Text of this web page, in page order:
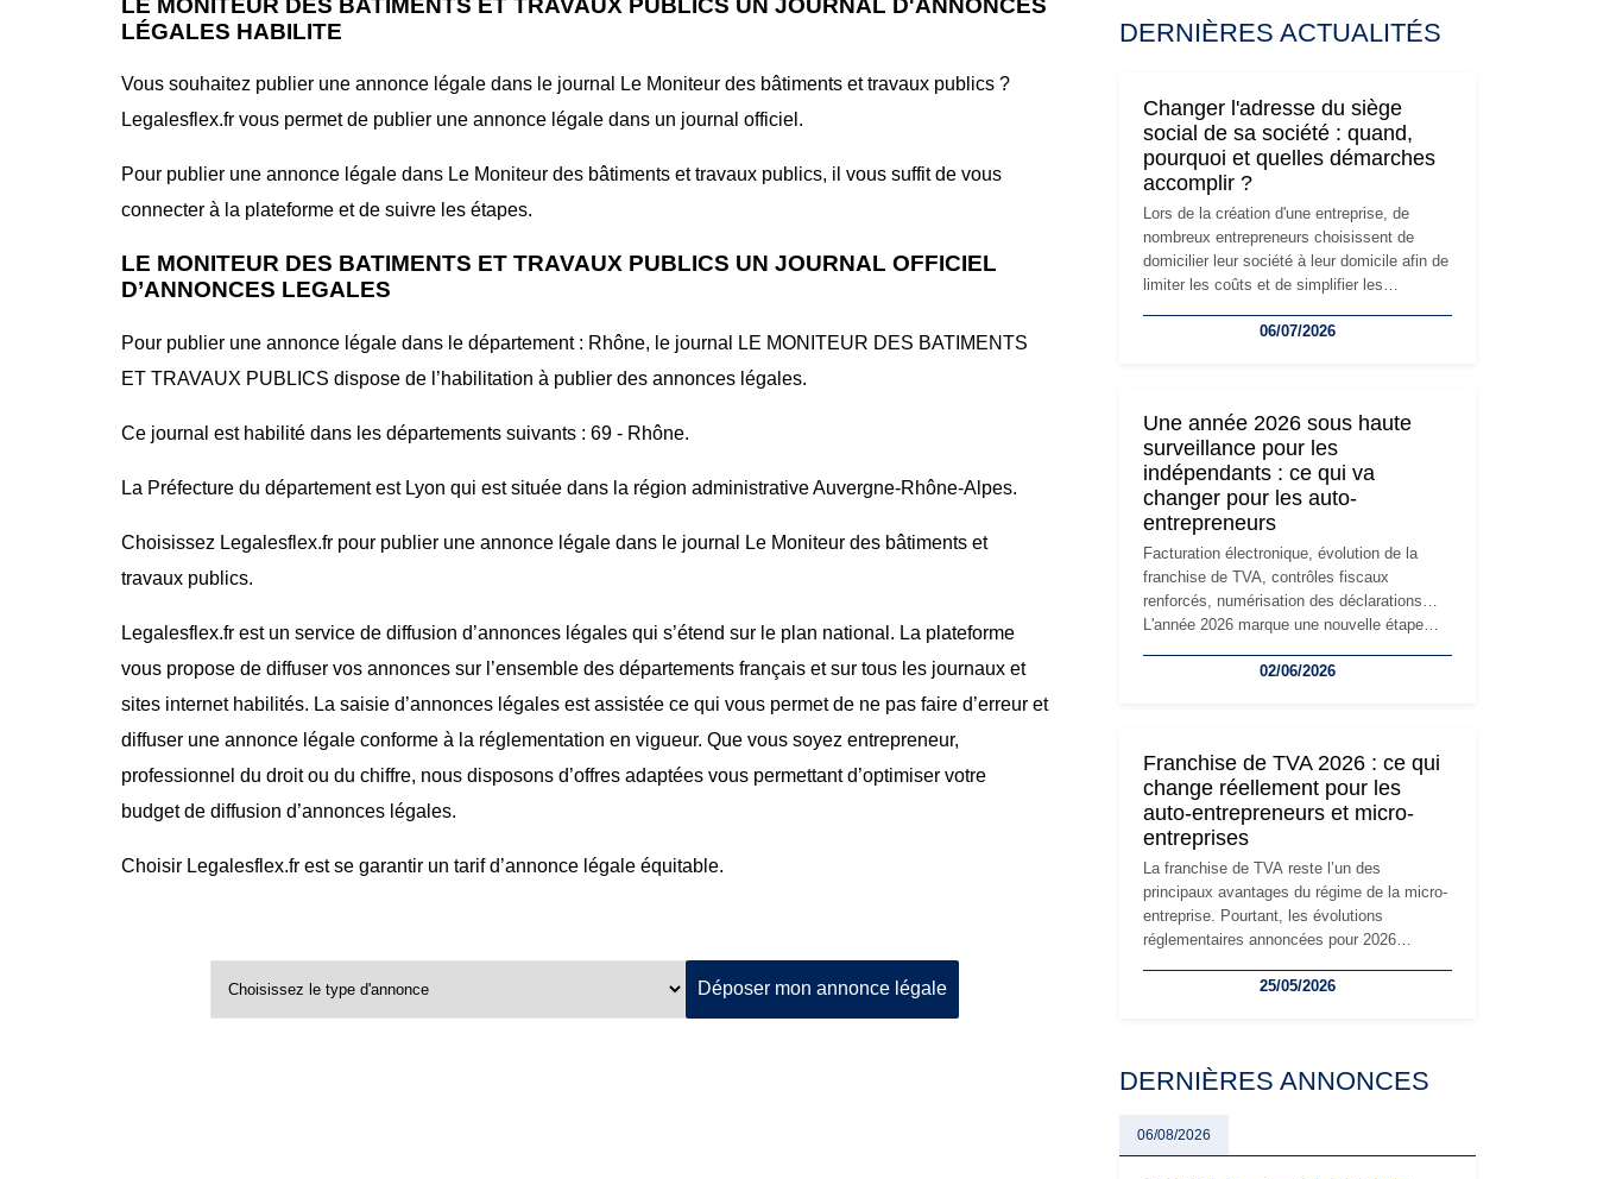
LE MONITEUR DES BATIMENTS ET TRAVAUX PUBLICS UN JOURNAL D'ANNONCES
LÉGALES HABILITE
Vous souhaitez publier une annonce légale dans le journal Le Moniteur des bâtiments et travaux publics ?
Legalesflex.fr vous permet de publier une annonce légale dans un journal officiel.
Pour publier une annonce légale dans Le Moniteur des bâtiments et travaux publics, il vous suffit de vous
connecter à la plateforme et de suivre les étapes.
LE MONITEUR DES BATIMENTS ET TRAVAUX PUBLICS UN JOURNAL OFFICIEL
D’ANNONCES LEGALES
Pour publier une annonce légale dans le département : Rhône, le journal LE MONITEUR DES BATIMENTS
ET TRAVAUX PUBLICS dispose de l’habilitation à publier des annonces légales.
Ce journal est habilité dans les départements suivants : 69 - Rhône.
La Préfecture du département est Lyon qui est située dans la région administrative Auvergne-Rhône-Alpes.
Choisissez Legalesflex.fr pour publier une annonce légale dans le journal Le Moniteur des bâtiments et
travaux publics.
Legalesflex.fr est un service de diffusion d’annonces légales qui s’étend sur le plan national. La plateforme
vous propose de diffuser vos annonces sur l’ensemble des départements français et sur tous les journaux et
sites internet habilités. La saisie d’annonces légales est assistée ce qui vous permet de ne pas faire d’erreur et
diffuser une annonce légale conforme à la réglementation en vigueur. Que vous soyez entrepreneur,
professionnel du droit ou du chiffre, nous disposons d’offres adaptées vous permettant d’optimiser votre
budget de diffusion d’annonces légales.
Choisir Legalesflex.fr est se garantir un tarif d’annonce légale équitable.
Déposer mon annonce légale
DERNIÈRES ACTUALITÉS
Changer l'adresse du siège
social de sa société : quand,
pourquoi et quelles démarches
accomplir ?
Lors de la création d'une entreprise, de
nombreux entrepreneurs choisissent de
domicilier leur société à leur domicile afin de
limiter les coûts et de simplifier les
l'activité, cette solution peut rapidement
siège social répond souvent à une nouvelle
étape de la vie de l'entreprise et implique
plusieurs formalités obligatoires.
06/07/2026
Une année 2026 sous haute
surveillance pour les
indépendants : ce qui va
changer pour les auto-
entrepreneurs
Facturation électronique, évolution de la
franchise de TVA, contrôles fiscaux
renforcés, numérisation des déclarations…
L'année 2026 marque une nouvelle étape
travailleurs indépendants. Si le régime de la
réglementaire plus exigeant. Décryptage des
principaux changements et des précautions
à prendre pour éviter les mauvaises
surprises.
02/06/2026
Franchise de TVA 2026 : ce qui
change réellement pour les
auto-entrepreneurs et micro-
entreprises
La franchise de TVA reste l’un des
principaux avantages du régime de la micro-
entreprise. Pourtant, les évolutions
réglementaires annoncées pour 2026
les auto-entrepreneurs, artisans et
évoluent dans un contexte de contrôle
oblige les indépendants à rester
particulièrement vigilants.
25/05/2026
DERNIÈRES ANNONCES
06/08/2026